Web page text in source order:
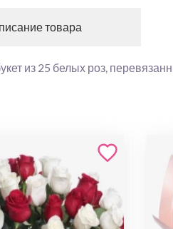
товара
из 25 белых роз,